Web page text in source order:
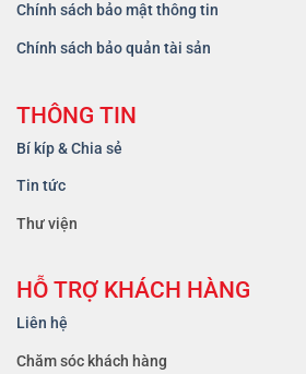
Chính sách bảo mật thông tin
Chính sách bảo quản tài sản
THÔNG TIN
Bí kíp & Chia sẻ
Tin tức
Thư viện
HỖ TRỢ KHÁCH HÀNG
Liên hệ
Chăm sóc khách hàng